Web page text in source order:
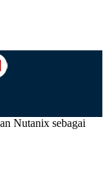
Nutanix sebagai